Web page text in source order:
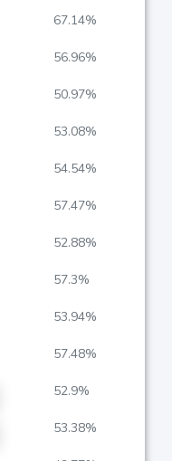
67.14%
56.96%
50.97%
53.08%
54.54%
57.47%
52.88%
57.3%
53.94%
57.48%
52.9%
53.38%